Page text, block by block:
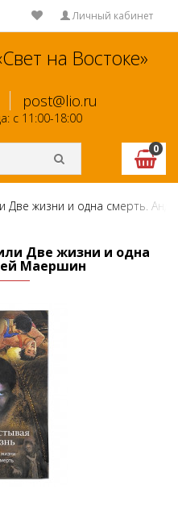
Личный кабинет
на Востоке»
post@lio.ru
с 11:00-18:00
0
Две жизни и одна смерть.
Две жизни и одна
Маершин